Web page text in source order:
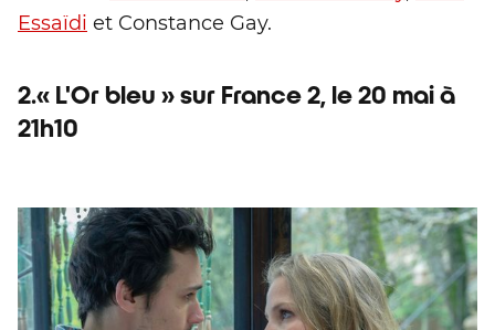
Essaïdi et Constance Gay.
2.« L'Or bleu » sur France 2, le 20 mai à
21h10